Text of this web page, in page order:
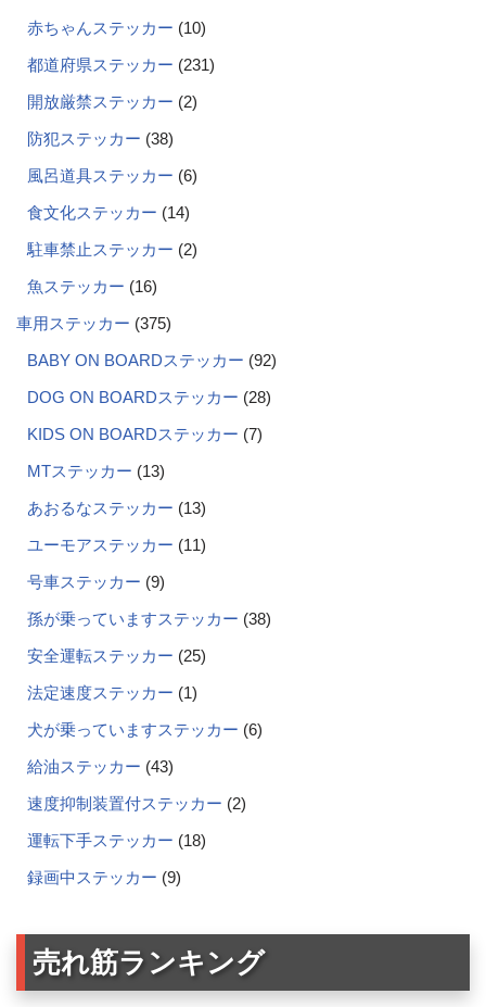
赤ちゃんステッカー
10
都道府県ステッカー
231
開放厳禁ステッカー
2
防犯ステッカー 38
風呂道具ステッカー 6
食文化ステッカー
14
駐車禁止ステッカー
2
魚ステッカー
16
車用ステッカー 375
BABY ON BOARDステッカー 92
DOG ON BOARDステッカー
28
KIDS ON BOARDステッカー 7
MTステッカー
13
あおるなステッカー
13
ユーモアステッカー
11
号車ステッカー 9
孫が乗っていますステッカー 38
安全運転ステッカー
25
法定速度ステッカー
1
犬が乗っていますステッカー 6
給油ステッカー 43
速度抑制装置付ステッカー
2
運転下手ステッカー
18
録画中ステッカー 9
売れ筋ランキング